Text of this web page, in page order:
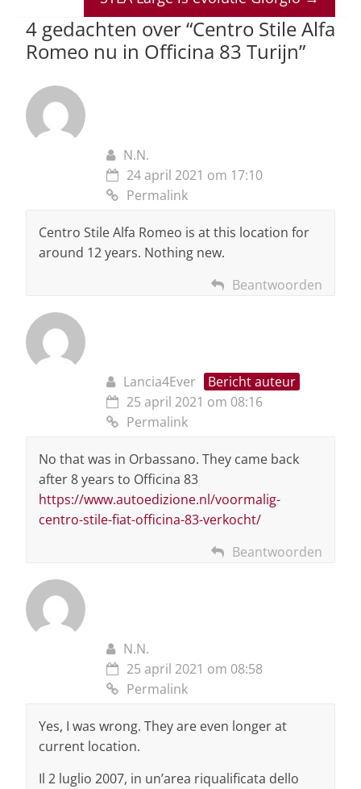
p o
k
4 gedachten over “Centro Stile Alfa
Romeo nu in Officina 83 Turijn”
N.N.
24 april 2021 om 17:10
Permalink
Centro Stile Alfa Romeo is at this location for
around 12 years. Nothing new.
Beantwoorden
Lancia4Ever
Bericht auteur
25 april 2021 om 08:16
Permalink
No that was in Orbassano. They came back
after 8 years to Officina 83
https://www.autoedizione.nl/voormalig-
centro-stile-fiat-officina-83-verkocht/
Beantwoorden
N.N.
25 april 2021 om 08:58
Permalink
Yes, I was wrong. They are even longer at
current location.
Il 2 luglio 2007, in un’area riqualificata dello